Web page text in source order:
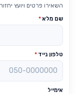
השאירו פרטים ויועץ
שם מלא*
טלפון נייד *
אימייל